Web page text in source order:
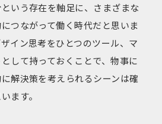
いう存在を軸足に、さまざまな
つながって働く時代だと思いま
イン思考をひとつのツール、マ
して持っておくことで、物事に
解決策を考えられるシーンは確
ます。